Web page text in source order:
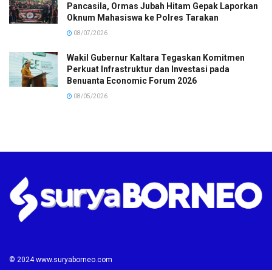
Pancasila, Ormas Jubah Hitam Gepak Laporkan
Oknum Mahasiswa ke Polres Tarakan
08/07/2026
Wakil Gubernur Kaltara Tegaskan Komitmen
Perkuat Infrastruktur dan Investasi pada
Benuanta Economic Forum 2026
08/05/2026
© 2024 www.suryaborneo.com